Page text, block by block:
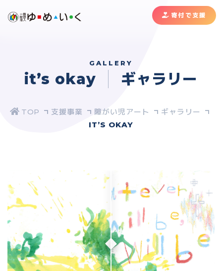
寄付で支援
GALLERY
it’s okay ギャラリー
支援事業 障がい児アート
ギャラリー
IT’S OKAY